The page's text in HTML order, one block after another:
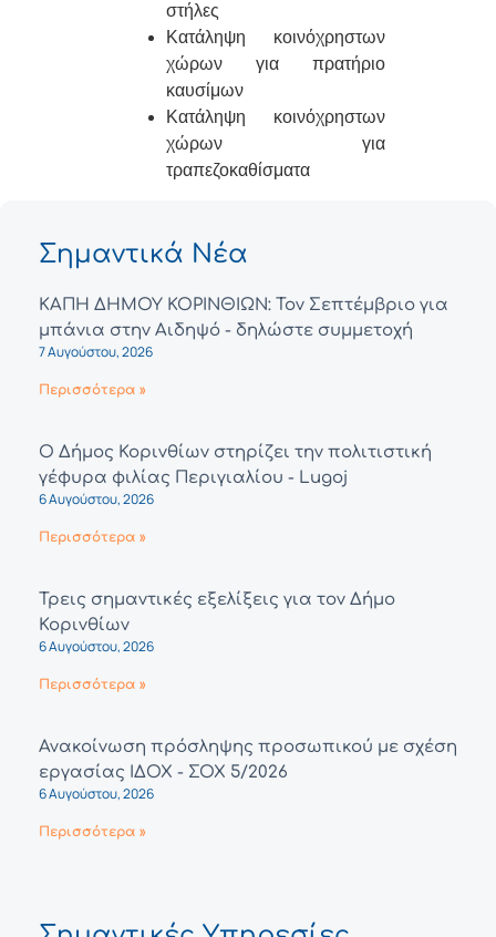
στήλες
Κατάληψη κοινόχρηστων
χώρων για πρατήριο
καυσίμων
Κατάληψη κοινόχρηστων
χώρων για
τραπεζοκαθίσματα
Σημαντικά Νέα
ΚΑΠΗ ΔΗΜΟΥ ΚΟΡΙΝΘΙΩΝ: Τον Σεπτέμβριο για
μπάνια στην Αιδηψό - δηλώστε συμμετοχή
7 Αυγούστου, 2026
Περισσότερα »
Ο Δήμος Κορινθίων στηρίζει την πολιτιστική
γέφυρα φιλίας Περιγιαλίου - Lugoj
6 Αυγούστου, 2026
Περισσότερα »
Τρεις σημαντικές εξελίξεις για τον Δήμο
Κορινθίων
6 Αυγούστου, 2026
Περισσότερα »
Ανακοίνωση πρόσληψης προσωπικού με σχέση
εργασίας ΙΔΟΧ - ΣΟΧ 5/2026
6 Αυγούστου, 2026
Περισσότερα »